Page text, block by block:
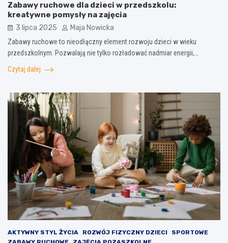
Zabawy ruchowe dla dzieci w przedszkolu:
kreatywne pomysły na zajęcia
3 lipca 2025 Maja Nowicka
Zabawy ruchowe to nieodłączny element rozwoju dzieci w wieku
przedszkolnym. Pozwalają nie tylko rozładować nadmiar energii,…
Czytaj dalej
AKTYWNY STYL ŻYCIA ROZWÓJ FIZYCZNY DZIECI
SPORTOWE